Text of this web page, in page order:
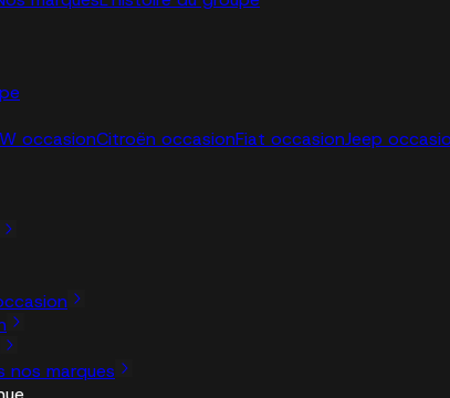
occasionCitroën occasionFiat occasionJeep
nos marques